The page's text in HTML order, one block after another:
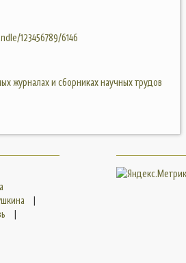
123456789/6146
журналах и сборниках научных трудов
|
|